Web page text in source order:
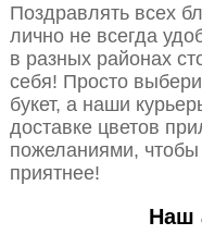
Поздравлять всех
лично не всегда
в разных районах
себя! Просто
букет, а наши
доставке цветов
пожеланиями,
приятнее!
Наш